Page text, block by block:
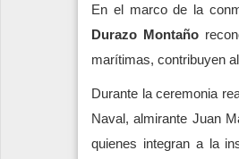
En el marco de la
Durazo Montaño
marítimas, contribuyen
Durante la ceremonia
Naval, almirante Juan
quienes integran a la